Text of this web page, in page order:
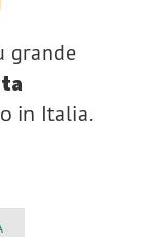
grande
in Italia.